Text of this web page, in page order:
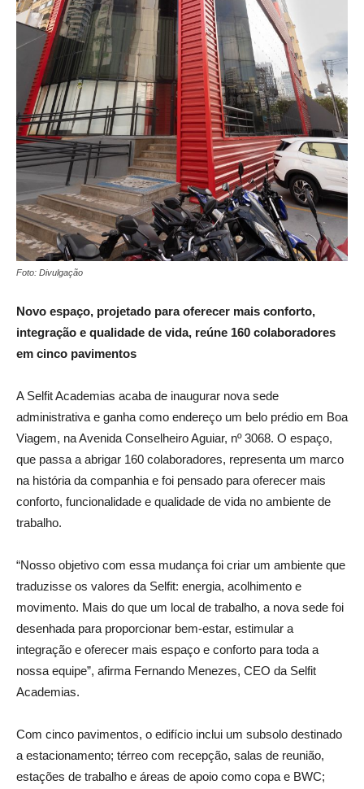
Foto: Divulgação
Novo espaço, projetado para oferecer mais conforto,
integração e qualidade de vida, reúne 160 colaboradores
em cinco pavimentos
A Selfit Academias acaba de inaugurar nova sede
administrativa e ganha como endereço um belo prédio em Boa
Viagem, na Avenida Conselheiro Aguiar, nº 3068. O espaço,
que passa a abrigar 160 colaboradores, representa um marco
na história da companhia e foi pensado para oferecer mais
conforto, funcionalidade e qualidade de vida no ambiente de
trabalho.
“Nosso objetivo com essa mudança foi criar um ambiente que
traduzisse os valores da Selfit: energia, acolhimento e
movimento. Mais do que um local de trabalho, a nova sede foi
desenhada para proporcionar bem-estar, estimular a
integração e oferecer mais espaço e conforto para toda a
nossa equipe”, afirma Fernando Menezes, CEO da Selfit
Academias.
Com cinco pavimentos, o edifício inclui um subsolo destinado
a estacionamento; térreo com recepção, salas de reunião,
estações de trabalho e áreas de apoio como copa e BWC;